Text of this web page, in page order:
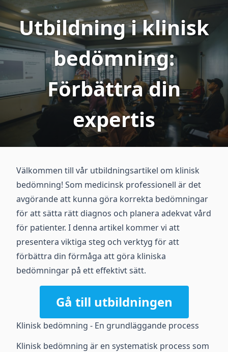
Utbildning i klinisk
bedömning:
Förbättra din
expertis
Välkommen till vår utbildningsartikel om klinisk
bedömning! Som medicinsk professionell är det
avgörande att kunna göra korrekta bedömningar
för att sätta rätt diagnos och planera adekvat vård
för patienter. I denna artikel kommer vi att
presentera viktiga steg och verktyg för att
förbättra din förmåga att göra kliniska
bedömningar på ett effektivt sätt.
Gå till utbildningen
Klinisk bedömning - En grundläggande process
Klinisk bedömning är en systematisk process som